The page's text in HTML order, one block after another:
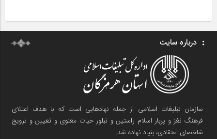
درباره سایت
سازمان تبلیغات اسلامی از جمله نهادهایی است که با هدف اعتلای
فرهنگ نغز و پربار اسلام راستین و تبلور حیات معنوی و تعیین و ترویج
شاخصای اعتقادی، بنیاد نهاده شد.